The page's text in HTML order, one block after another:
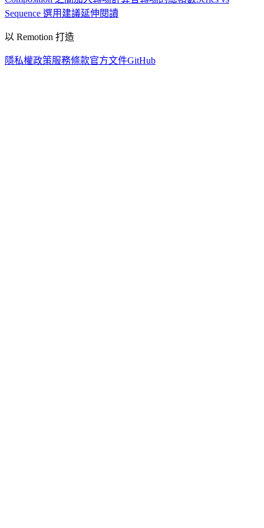
Sequence 選用建議延伸閱讀
以 Remotion 打造
隱私權政策服務條款官方文件GitHub